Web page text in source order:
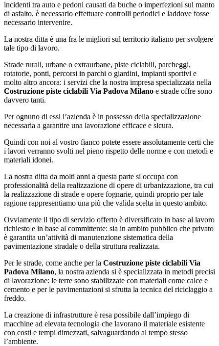
incidenti tra auto e pedoni causati da buche o imperfezioni sul manto
di asfalto, è necessario effettuare controlli periodici e laddove fosse
necessario intervenire.
La nostra ditta è una fra le migliori sul territorio italiano per svolgere
tale tipo di lavoro.
Strade rurali, urbane o extraurbane, piste ciclabili, parcheggi,
rotatorie, ponti, percorsi in parchi o giardini, impianti sportivi e
molto altro ancora: i servizi che la nostra impresa specializzata nella
Costruzione piste ciclabili Via Padova Milano e strade offre sono
davvero tanti.
Per ognuno di essi l’azienda è in possesso della specializzazione
necessaria a garantire una lavorazione efficace e sicura.
Quindi con noi al vostro fianco potete essere assolutamente certi che
i lavori verranno svolti nel pieno rispetto delle norme e con metodi e
materiali idonei.
La nostra ditta da molti anni a questa parte si occupa con
professionalità della realizzazione di opere di urbanizzazione, tra cui
la realizzazione di strade e opere fognarie, quindi proprio per tale
ragione rappresentiamo una più che valida scelta in questo ambito.
Ovviamente il tipo di servizio offerto è diversificato in base al lavoro
richiesto e in base al committente: sia in ambito pubblico che privato
è garantita un’attività di manutenzione sistematica della
pavimentazione stradale o della struttura realizzata.
Per le strade, come anche per la Costruzione piste ciclabili Via
Padova Milano, la nostra azienda si è specializzata in metodi precisi
di lavorazione: le terre sono stabilizzate con materiali come calce e
cemento e per le pavimentazioni si sfrutta la tecnica del riciclaggio a
freddo.
La creazione di infrastrutture è resa possibile dall’impiego di
macchine ad elevata tecnologia che lavorano il materiale esistente
con costi e tempi dimezzati, salvaguardando al tempo stesso
l’ambiente.